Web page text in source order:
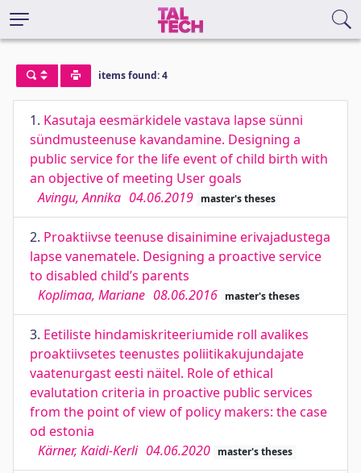
items found: 4
1. Kasutaja eesmärkidele vastava lapse sünni
sündmusteenuse kavandamine. Designing a
public service for the life event of child birth with
an objective of meeting User goals
Avingu, Annika 04.06.2019 master's theses
2. Proaktiivse teenuse disainimine erivajadustega
lapse vanematele. Designing a proactive service
to disabled child’s parents
Koplimaa, Mariane 08.06.2016 master's theses
3. Eetiliste hindamiskriteeriumide roll avalikes
proaktiivsetes teenustes poliitikakujundajate
vaatenurgast eesti näitel. Role of ethical
evalutation criteria in proactive public services
from the point of view of policy makers: the case
od estonia
Kärner, Kaidi-Kerli 04.06.2020 master's theses